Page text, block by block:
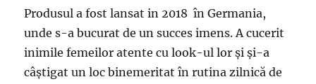
Produsul a fost lansat in 2018 în Germania,
unde s-a bucurat de un succes imens. A cucerit
inimile femeilor atente cu look-ul lor și și-a
câștigat un loc binemeritat în rutina zilnică de